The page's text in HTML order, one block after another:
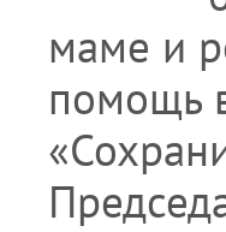
маме и
помощь